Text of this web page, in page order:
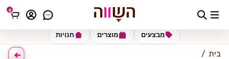
0 כתובת למשלוח הזינו כתובת
חנויות מוצרים מבצעים
בית